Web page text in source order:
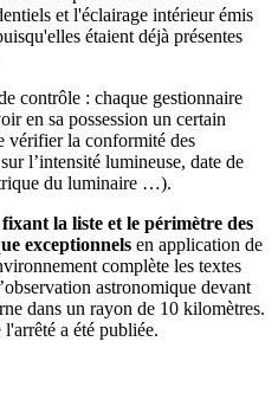
et l'éclairage intérieur émis
étaient déjà présentes
contrôle : chaque gestionnaire
en sa possession un certain
vérifier la conformité des
l’intensité lumineuse, date de
du luminaire …).
la liste et le périmètre des
exceptionnels en application de
complète les textes
astronomique devant
dans un rayon de 10 kilomètres.
a été publiée.